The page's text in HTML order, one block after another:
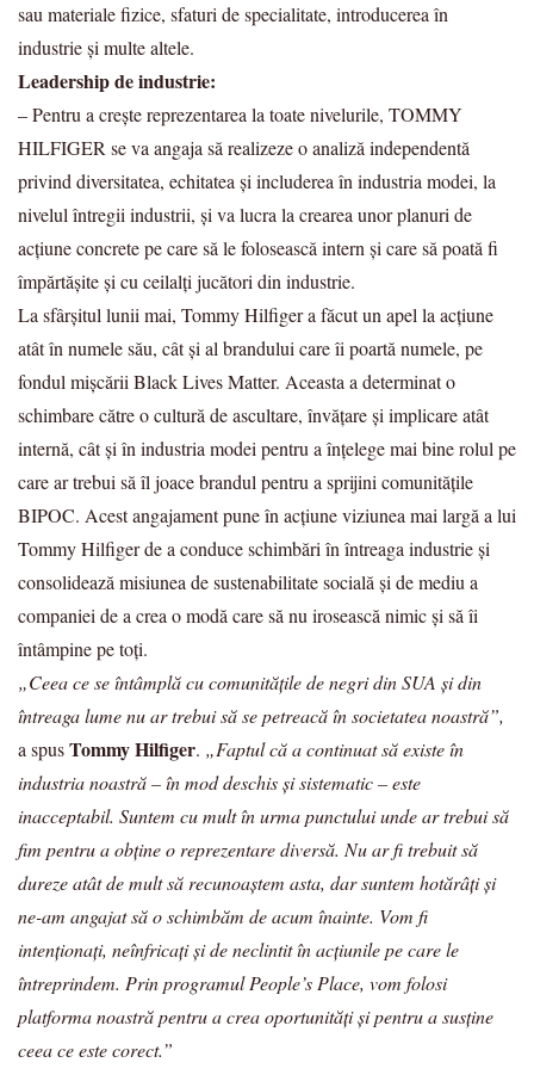
sau materiale fizice, sfaturi de specialitate, introducerea în
industrie și multe altele.
Leadership de industrie:
– Pentru a crește reprezentarea la toate nivelurile, TOMMY
HILFIGER se va angaja să realizeze o analiză independentă
privind diversitatea, echitatea și includerea în industria modei, la
nivelul întregii industrii, și va lucra la crearea unor planuri de
acțiune concrete pe care să le folosească intern și care să poată fi
împărtășite și cu ceilalți jucători din industrie.
La sfârșitul lunii mai, Tommy Hilfiger a făcut un apel la acțiune
atât în numele său, cât și al brandului care îi poartă numele, pe
fondul mișcării Black Lives Matter. Aceasta a determinat o
schimbare către o cultură de ascultare, învățare și implicare atât
internă, cât și în industria modei pentru a înțelege mai bine rolul pe
care ar trebui să îl joace brandul pentru a sprijini comunitățile
BIPOC. Acest angajament pune în acțiune viziunea mai largă a lui
Tommy Hilfiger de a conduce schimbări în întreaga industrie și
consolidează misiunea de sustenabilitate socială și de mediu a
companiei de a crea o modă care să nu irosească nimic și să îi
întâmpine pe toți.
„Ceea ce se întâmplă cu comunitățile de negri din SUA și din
întreaga lume nu ar trebui să se petreacă în societatea noastră”,
a spusTommy Hilfiger. „Faptul că a continuat să existe în
industria noastră – în mod deschis și sistematic – este
inacceptabil. Suntem cu mult în urma punctului unde ar trebui să
fim pentru a obține o reprezentare diversă. Nu ar fi trebuit să
dureze atât de mult să recunoaștem asta, dar suntem hotărâți și
ne-am angajat să o schimbăm de acum înainte. Vom fi
intenționați, neînfricați și de neclintit în acțiunile pe care le
întreprindem. Prin programul People’s Place, vom folosi
platforma noastră pentru a crea oportunități și pentru a susține
ceea ce este corect.”